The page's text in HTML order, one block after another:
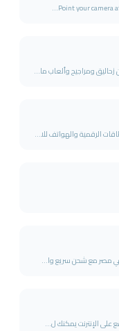
Point your camera
ومراجيح وألعاب ما...
الرقمية والهواتف للا...
في مصر مع شحن سريع وا...
على الإنترنت يمكنك ل...